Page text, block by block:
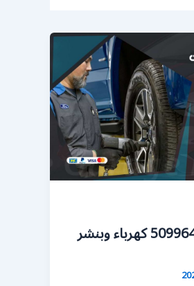
صيانة سيارات 50996466 كهرباء وبنشر